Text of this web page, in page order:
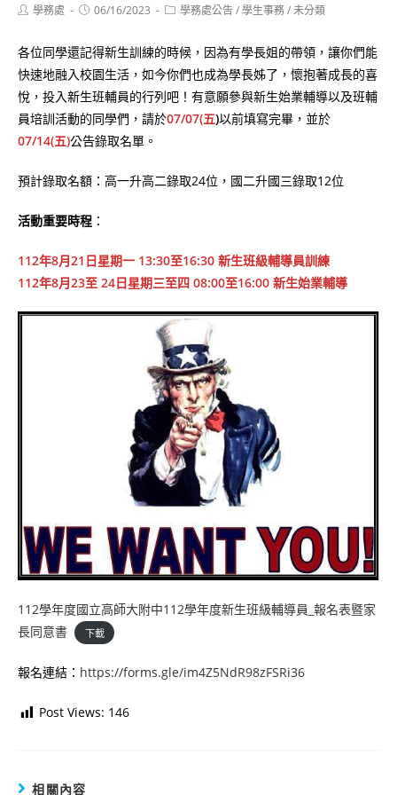
Post學務處
Post06/16/2023
Post學務處公告/學生事務/未分類
各位同學還記得新生訓練的時候，因為有學長姐的帶領，讓你們能
快速地融入校園生活，如今你們也成為學長姊了，懷抱著成長的喜
悅，投入新生班輔員的行列吧！有意願參與新生始業輔導以及班輔
員培訓活動的同學們，請於07/07(五)以前填寫完畢，並於
07/14(五)公告錄取名單。
預計錄取名額：高一升高二錄取24位，國二升國三錄取12位
活動重要時程 ：
112年8月21日星期一 13:30至16:30 新生班級輔導員訓練
112年8月23至 24日星期三至四 08:00至16:00 新生始業輔導
112學年度國立高師大附中112學年度新生班級輔導員_報名表暨家
長同意書
下載
報名連結： https://forms.gle/im4Z5NdR98zFSRi36
Post Views: 146
相關內容